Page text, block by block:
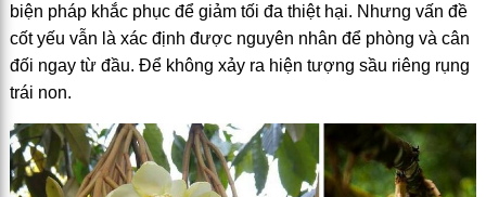
biện pháp khắc phục để giảm tối đa thiệt hại. Nhưng vấn đề
cốt yếu vẫn là xác định được nguyên nhân để phòng và cân
đối ngay từ đầu. Để không xảy ra hiện tượng sầu riêng rụng
trái non.